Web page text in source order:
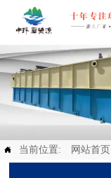
 当前位置: 网站首页